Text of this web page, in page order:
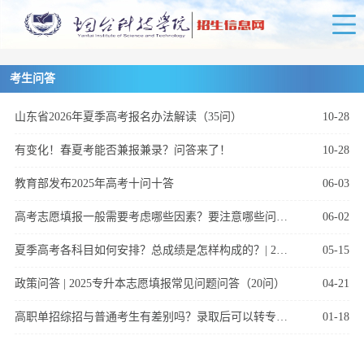
考生问答
10-28
山东省2026年夏季高考报名办法解读（35问）
10-28
有变化！春夏考能否兼报兼录？问答来了！
06-03
教育部发布2025年高考十问十答
06-02
高考志愿填报一般需要考虑哪些因素？要注意哪些问题？| 2025高考百科
05-15
夏季高考各科目如何安排？总成绩是怎样构成的？| 2025高考百科
04-21
政策问答 | 2025专升本志愿填报常见问题问答（20问）
01-18
高职单招综招与普通考生有差别吗？录取后可以转专业吗？一文了解！